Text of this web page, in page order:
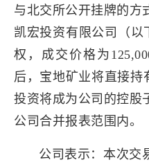
与北交所公开挂牌的方
凯宏投资有限公司（以
权，成交价格为
后，宝地矿业将直接持
投资将成为公司的控股
公司合并报表范围内。
公司表示：本次交